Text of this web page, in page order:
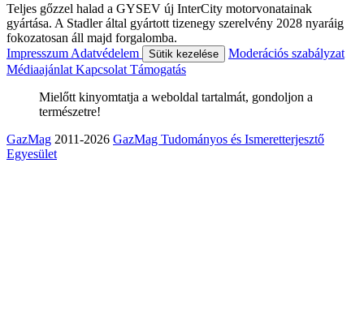
Teljes gőzzel halad a GYSEV új InterCity motorvonatainak
gyártása. A Stadler által gyártott tizenegy szerelvény 2028 nyaráig
fokozatosan áll majd forgalomba.
Impresszum Adatvédelem Sütik kezelése
Moderációs szabályzat
Médiaajánlat Kapcsolat Támogatás
Mielőtt kinyomtatja a weboldal tartalmát, gondoljon a
természetre!
GazMag 2011-2026 GazMag Tudományos és Ismeretterjesztő
Egyesület